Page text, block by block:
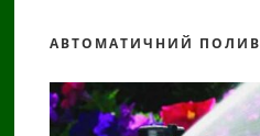
АВТОМАТИЧНИЙ ПОЛИВ